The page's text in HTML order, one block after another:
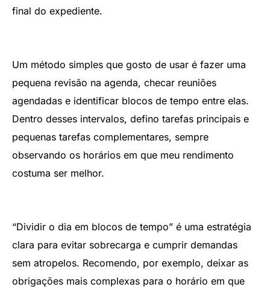
final do expediente.
Um método simples que gosto de usar é fazer uma
pequena revisão na agenda, checar reuniões
agendadas e identificar blocos de tempo entre elas.
Dentro desses intervalos, defino tarefas principais e
pequenas tarefas complementares, sempre
observando os horários em que meu rendimento
costuma ser melhor.
“Dividir o dia em blocos de tempo” é uma estratégia
clara para evitar sobrecarga e cumprir demandas
sem atropelos. Recomendo, por exemplo, deixar as
obrigações mais complexas para o horário em que